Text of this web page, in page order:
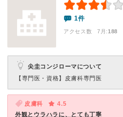
1件
アクセス数 7月:188
尖圭コンジローマについて
【専門医・資格】 皮膚科専門医
皮膚科
4.5
外観とウラハラに、とても丁寧